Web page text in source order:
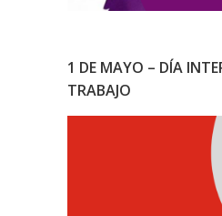
1 DE MAYO – DÍA
TRABAJO